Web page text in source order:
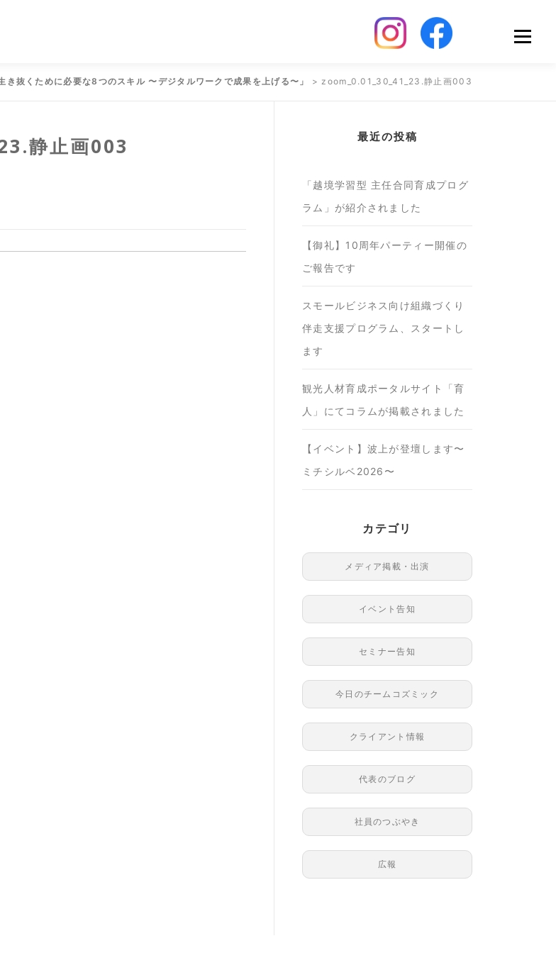
Menu
抜くために必要な8つのスキル 〜デジタルワークで成果を上げる〜」 >zoom_0.01_30_41_23.静止画003
静止画003 最近の投稿
「越境学習型 主任合同育成プログ
ラム」が紹介されました
【御礼】10周年パーティー開催の
ご報告です
スモールビジネス向け組織づくり
伴走支援プログラム、スタートし
ます
観光人材育成ポータルサイト「育
人」にてコラムが掲載されました
【イベント】波上が登壇します〜
ミチシルベ2026〜
カテゴリ
メディア掲載・出演
イベント告知
セミナー告知
今日のチームコズミック
クライアント情報
代表のブログ
社員のつぶやき
広報